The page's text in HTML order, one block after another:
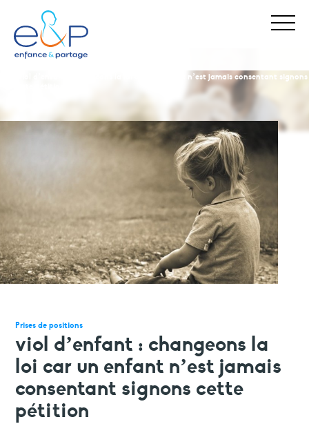
Stop Maltraitance - Stop Conflit
0 800 05 1234
Allo Parents Bébé
0 800 00 3456
votre aide est précieuse et indispensable
viol d’enfant : changeons la loi car un enfant n’est jamais consentant signons
Prises de positions
viol d’enfant : changeons la
loi car un enfant n’est jamais
consentant signons cette
pétition